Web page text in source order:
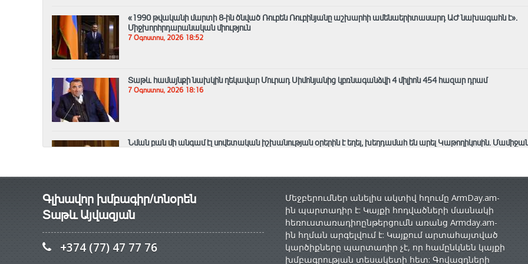
«1990 թվականի մարտի 8-ին ծնված Ռուբեն Ռուբինյանը աշխարհի ամենաերիտասարդ ԱԺ նախագահն է»․
Միջխորհրդարանական միություն
7 Օգոստոս, 2026 18:52
Տաթև համայնքի նախկին ղեկավար Մուրադ Սիմոնյանից կբռնագանձվի 4 միլիոն 454 հազար դրամ
7 Օգոստոս, 2026 18:16
Նման բան մի անգամ էլ սովետական իշխանության օրերին է եղել, խեղդամահ են արել Կաթողիկոսին.
Գլխավոր խմբագիր/տնօրեն
Տաթև Այվազյան
+374 (77) 47 77 76
Մեջբերումներ անելիս ակտիվ հղումը ArmDay.am-
ին պարտադիր է: Կայքի հոդվածների մասնակի
հեռուստառադիոընթերցումն առանց Armday.am-
ին հղման արգելվում է: Կայքում արտահայտված
կարծիքները պարտադիր չէ, որ համընկնեն կայքի
խմբագրության տեսակետի հետ: Գովազդների